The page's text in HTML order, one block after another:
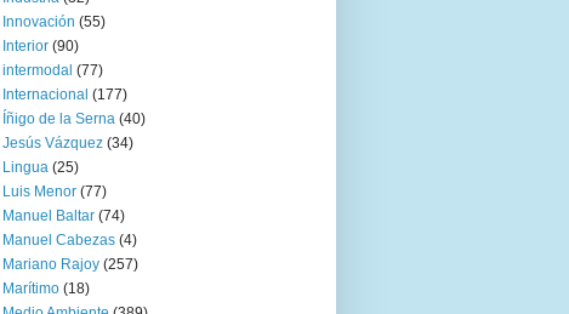
Innovación (55)
Interior (90)
intermodal (77)
Internacional (177)
Íñigo de la Serna (40)
Jesús Vázquez (34)
Lingua (25)
Luis Menor (77)
Manuel Baltar (74)
Manuel Cabezas (4)
Mariano Rajoy (257)
Marítimo (18)